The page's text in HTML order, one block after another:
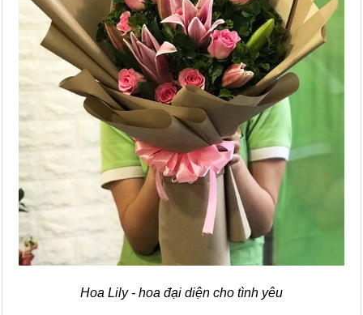
Hoa Lily - hoa đại diện cho tình yêu